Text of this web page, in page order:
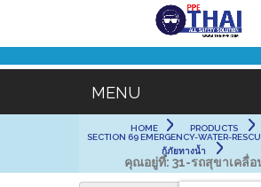
HOME
PRODUCTS
SECTION 69 EMERGENCY-WATER-
กู้ภัยทางน้ำ
คุณอยู่ที่: 31-รถสุขาเคลื่อ